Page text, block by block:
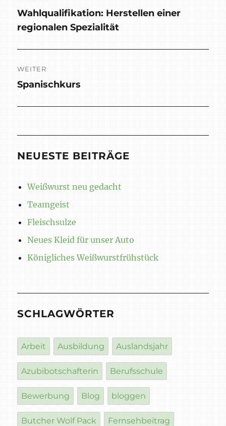
Vorheriger
Beitrag:
Wahlqualifikation: Herstellen einer
regionalen Spezialität
WEITER
Nächster
Spanischkurs
NEUESTE BEITRÄGE
Weißwurst neu gedacht
Teamgeist
Fleischsulze
Neues Kleid für unser Auto
Königliches Weißwurstfrühstück
SCHLAGWÖRTER
Arbeit Ausbildung Auslandsjahr
Azubibotschafterin Berufsschule
Bewerbung Blog bloggen
Butcher Wolf Pack Fernsehbeitrag